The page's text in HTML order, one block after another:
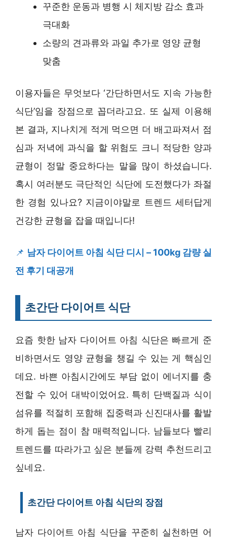
꾸준한 운동과 병행 시 체지방 감소 효과
극대화
소량의 견과류와 과일 추가로 영양 균형
맞춤
이용자들은 무엇보다 ‘간단하면서도 지속 가능한
식단’임을 장점으로 꼽더라고요. 또 실제 이용해
본 결과, 지나치게 적게 먹으면 더 배고파져서 점
심과 저녁에 과식을 할 위험도 크니 적당한 양과
균형이 정말 중요하다는 말을 많이 하셨습니다.
혹시 여러분도 극단적인 식단에 도전했다가 좌절
한 경험 있나요? 지금이야말로 트렌드 세터답게
건강한 균형을 잡을 때입니다!
📌 남자 다이어트 아침 식단 디시 – 100kg 감량 실
전 후기 대공개
초간단 다이어트 식단
요즘 핫한 남자 다이어트 아침 식단은 빠르게 준
비하면서도 영양 균형을 챙길 수 있는 게 핵심인
데요. 바쁜 아침시간에도 부담 없이 에너지를 충
전할 수 있어 대박이었어요. 특히 단백질과 식이
섬유를 적절히 포함해 집중력과 신진대사를 활발
하게 돕는 점이 참 매력적입니다. 남들보다 빨리
트렌드를 따라가고 싶은 분들께 강력 추천드리고
싶네요.
초간단 다이어트 아침 식단의 장점
남자 다이어트 아침 식단을 꾸준히 실천하면 어